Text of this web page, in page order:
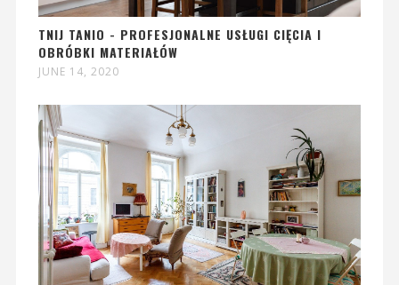
TNIJ TANIO - PROFESJONALNE USŁUGI CIĘCIA I
OBRÓBKI MATERIAŁÓW
JUNE 14, 2020